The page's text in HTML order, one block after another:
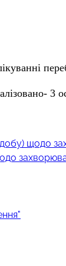
3
щодо